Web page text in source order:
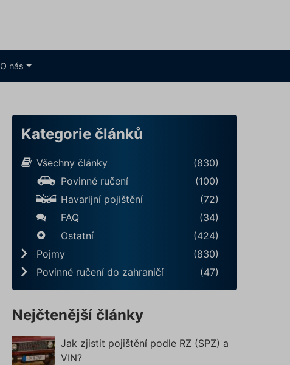
O nás
Kategorie článků
Všechny články
(830)
Povinné ručení
(100)
Havarijní pojištění
(72)
FAQ
(34)
Ostatní
(424)
Pojmy
(830)
Povinné ručení do zahraničí
(47)
Nejčtenější články
Jak zjistit pojištění podle RZ (SPZ) a
VIN?